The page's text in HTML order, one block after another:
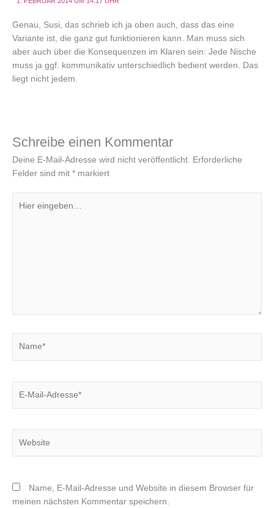
Genau, Susi, das schrieb ich ja oben auch, dass das eine
Variante ist, die ganz gut funktionieren kann. Man muss sich
aber auch über die Konsequenzen im Klaren sein: Jede Nische
muss ja ggf. kommunikativ unterschiedlich bedient werden. Das
liegt nicht jedem.
Schreibe einen Kommentar
Deine E-Mail-Adresse wird nicht veröffentlicht. Erforderliche
Felder sind mit * markiert
eingeben…
Mail-
Name, E-Mail-Adresse und Website in diesem Browser für
meinen nächsten Kommentar speichern.